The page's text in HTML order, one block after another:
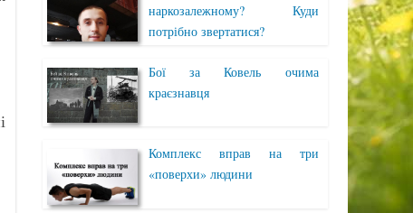
наркозалежному? Куди
потрібно звертатися?
Бої за Ковель очима
краєзнавця
Комплекс вправ на три
«поверхи» людини